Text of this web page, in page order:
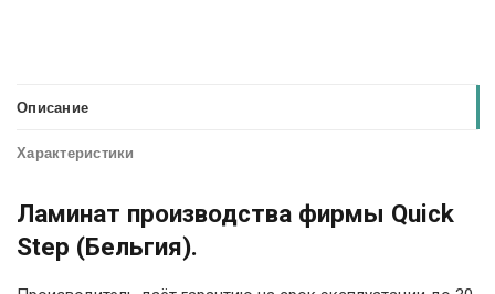
Описание
Характеристики
Ламинат производства фирмы Quick
Step (Бельгия).